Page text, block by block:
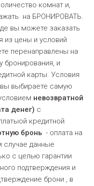
комнат и,
на БРОНИРОВАТЬ.
вы можете заказать
из цены и условий
перенаправлены на
бронирования, и
карты. Условия
вы выбираете самую
невозвратной
денег) с
кредитной
ую бронь - оплата на
случае данные
с целью гарантии
подтверждения и
брони , в